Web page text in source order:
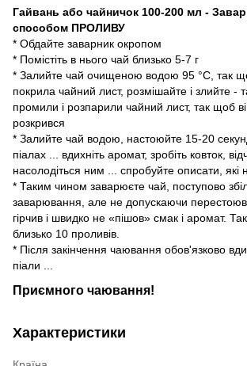
Гайвань або чайничок 100-200 мл -
способом ПРОЛИВУ
* Обдайте заварник окропом
* Помістіть в нього чай близько 5-7 г
* Залийте чай очищеною водою 95 °С, так
покрила чайний лист, розмішайте і злийте -
промили і розпарили чайний лист, так щоб
розкрився
* Залийте чай водою, настоюйте 15-20
піалах ... вдихніть аромат, зробіть ковток,
насолодіться ним ... спробуйте описати, які
* Таким чином заварюєте чай, поступово
заварювання, але не допускаючи
гірчив і швидко не «пішов» смак і аромат.
близько 10 проливів.
* Після закінчення чаювання обов'язково
піали ...
Приємного чаювання!
Характеристики